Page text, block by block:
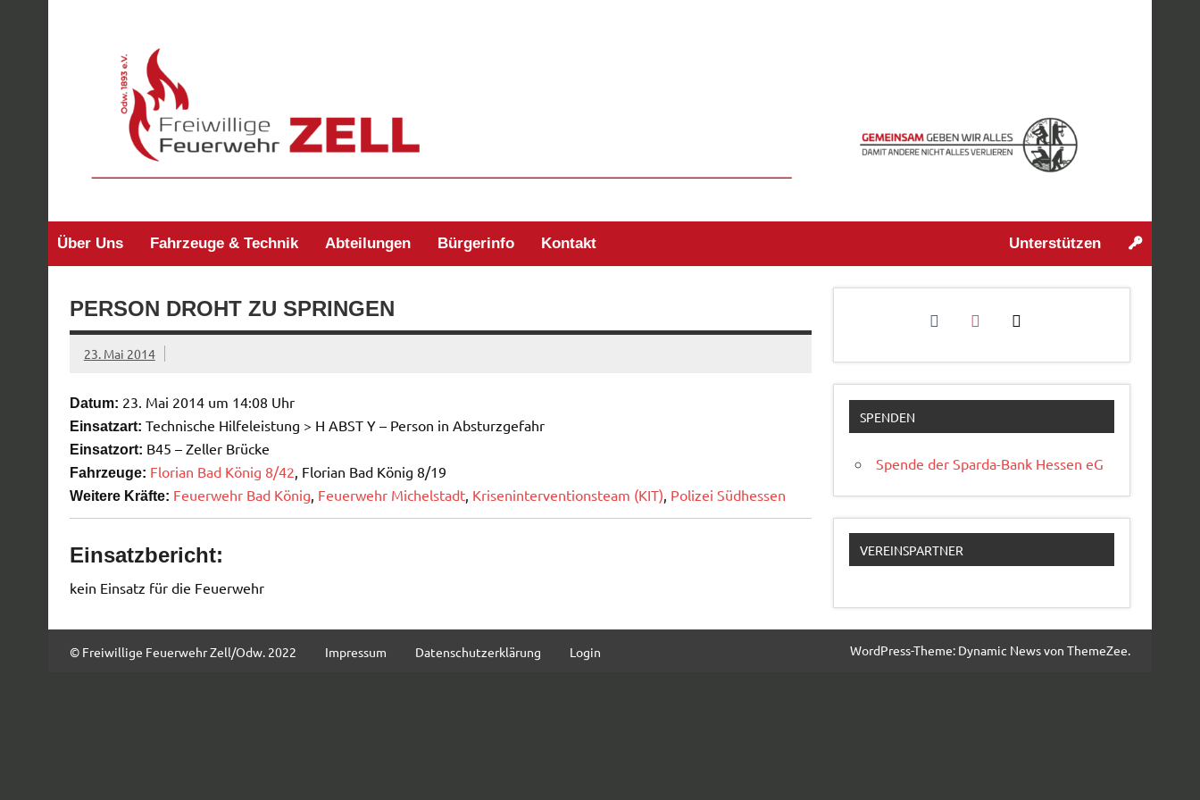
Über Uns Fahrzeuge & Technik Abteilungen Bürgerinfo Kontakt Unterstützen
PERSON DROHT ZU SPRINGEN
23. Mai 2014
Datum: 23. Mai 2014 um 14:08 Uhr
Einsatzart: Technische Hilfeleistung > H ABST Y – Person in Absturzgefahr
Einsatzort: B45 – Zeller Brücke
Fahrzeuge: Florian Bad König 8/42 , Florian Bad König 8/19
Weitere Kräfte: Feuerwehr Bad König Feuerwehr Michelstadt, Kriseninterventionsteam (KIT) Polizei Südhessen
Einsatzbericht:
kein Einsatz für die Feuerwehr
facebookinstagram
mail
SPENDEN
Spende der Sparda-Bank Hessen eG
VEREINSPARTNER
© Freiwillige Feuerwehr Zell/Odw. 2022 Impressum Datenschutzerklärung Login WordPress-Theme: Dynamic News von ThemeZee.